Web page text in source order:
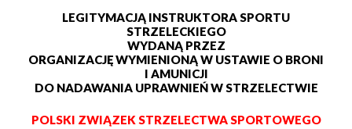
LEGITYMACJĄ INSTRUKTORA SPORTU
STRZELECKIEGO
WYDANĄ PRZEZ
ORGANIZACJĘ WYMIENIONĄ W USTAWIE O BRONI
I AMUNICJI
DO NADAWANIA UPRAWNIEŃ W STRZELECTWIE
POLSKI ZWIĄZEK STRZELECTWA SPORTOWEGO